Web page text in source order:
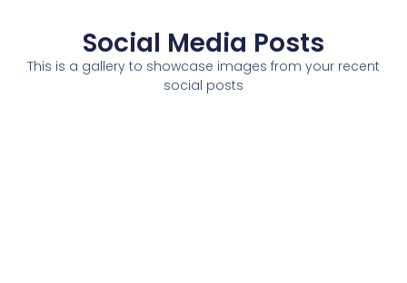
Social Media Posts
This is a gallery to showcase images from your recent
social posts